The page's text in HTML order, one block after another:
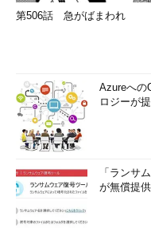
第506話 急がばまわれ
Azureへの
ロジーが
「ランサ
が無償提供